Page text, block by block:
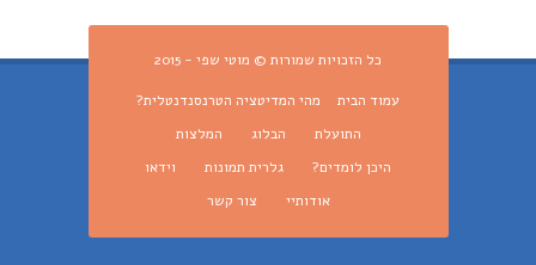
כל הזכויות שמורות © מוטי שפי - 2015
עמוד הבית
מהי המדיטציה הטרנסנדנטלית?
התועלת
הבלוג
המלצות
היכן לומדים?
גלרית תמונות
וידאו
אודותיי
צור קשר